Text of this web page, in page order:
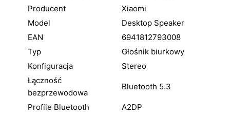
Producent
Xiaomi
Model
Desktop Speaker
EAN
6941812793008
Typ
Głośnik biurkowy
Konfiguracja
Stereo
Łączność
bezprzewodowa
Bluetooth 5.3
Profile Bluetooth A2DP